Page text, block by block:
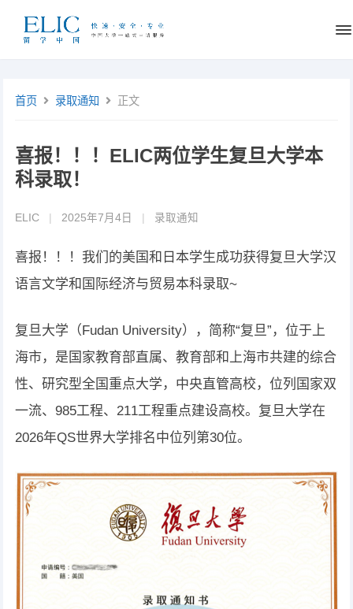
首页 录取通知 正文
喜报！！！ELIC两位学生复旦大学本
科录取！
ELIC 2025年7月4日 录取通知
喜报！！！我们的美国和日本学生成功获得复旦大学汉
语言文学和国际经济与贸易本科录取~
复旦大学（Fudan University），简称“复旦”，位于上
海市，是国家教育部直属、教育部和上海市共建的综合
性、研究型全国重点大学，中央直管高校，位列国家双
一流、985工程、211工程重点建设高校。复旦大学在
2026年QS世界大学排名中位列第30位。